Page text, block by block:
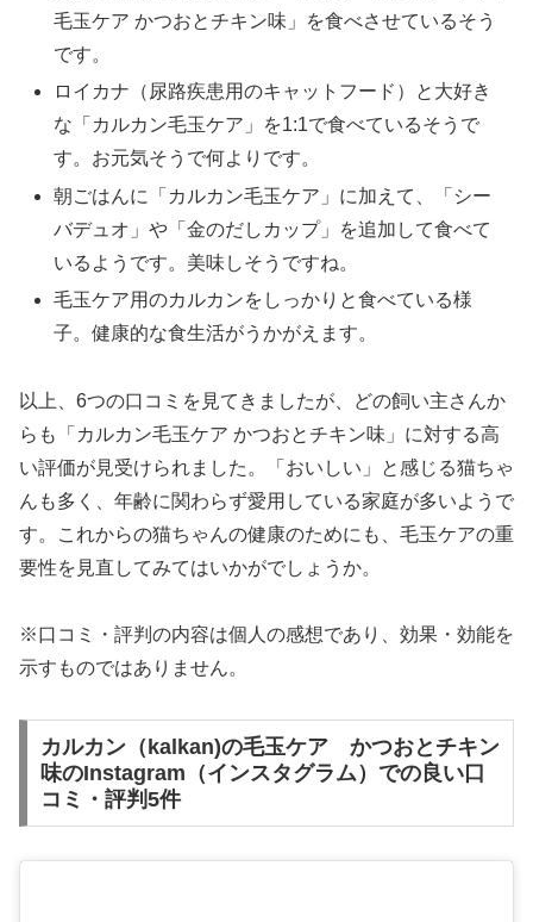
毛玉ケア かつおとチキン味」を食べさせているそう
です。
ロイカナ（尿路疾患用のキャットフード）と大好き
な「カルカン毛玉ケア」を1:1で食べているそうで
す。お元気そうで何よりです。
朝ごはんに「カルカン毛玉ケア」に加えて、「シー
バデュオ」や「金のだしカップ」を追加して食べて
いるようです。美味しそうですね。
毛玉ケア用のカルカンをしっかりと食べている様
子。健康的な食生活がうかがえます。
以上、6つの口コミを見てきましたが、どの飼い主さんか
らも「カルカン毛玉ケア かつおとチキン味」に対する高
い評価が見受けられました。「おいしい」と感じる猫ちゃ
んも多く、年齢に関わらず愛用している家庭が多いようで
す。これからの猫ちゃんの健康のためにも、毛玉ケアの重
要性を見直してみてはいかがでしょうか。
※口コミ・評判の内容は個人の感想であり、効果・効能を
示すものではありません。
カルカン（kalkan)の毛玉ケア かつおとチキン
味のInstagram（インスタグラム）での良い口
コミ・評判5件